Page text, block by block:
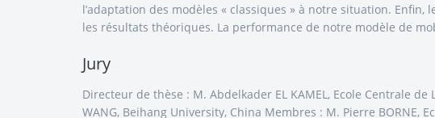
l’adaptation des modèles « classiques » à notre situation.
les résultats théoriques. La performance de notre modèle de
Jury
Directeur de thèse : M. Abdelkader EL KAMEL, Ecole Centrale de
WANG, Beihang University, China Membres : M. Pierre BORNE,